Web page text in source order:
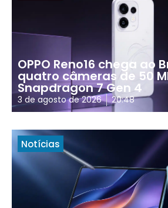
OPPO Reno16 chega ao
quatro câmeras de 50
Snapdragon 7 Gen 4
3 de agosto de 2026 20:48
Notícias